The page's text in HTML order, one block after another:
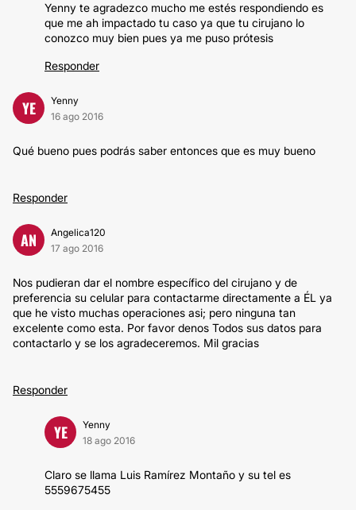
Yenny te agradezco mucho me estés respondiendo es
que me ah impactado tu caso ya que tu cirujano lo
conozco muy bien pues ya me puso prótesis
Responder
YE
Yenny
16 ago 2016
Qué bueno pues podrás saber entonces que es muy bueno
Responder
AN
Angelica120
17 ago 2016
Nos pudieran dar el nombre específico del cirujano y de
preferencia su celular para contactarme directamente a ÉL ya
que he visto muchas operaciones asi; pero ninguna tan
excelente como esta. Por favor denos Todos sus datos para
contactarlo y se los agradeceremos. Mil gracias
Responder
YE
Yenny
18 ago 2016
Claro se llama Luis Ramírez Montaño y su tel es
5559675455